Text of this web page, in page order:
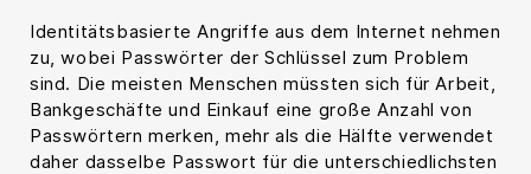
Identitätsbasierte Angriffe aus dem Internet nehmen
zu, wobei Passwörter der Schlüssel zum Problem
sind. Die meisten Menschen müssten sich für Arbeit,
Bankgeschäfte und Einkauf eine große Anzahl von
Passwörtern merken, mehr als die Hälfte verwendet
daher dasselbe Passwort für die unterschiedlichsten